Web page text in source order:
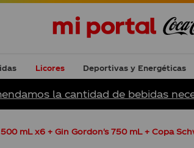
Licores Deportivas y Energéticas
la cantidad de bebidas
mL x6 + Gin Gordon's 750 mL + Copa